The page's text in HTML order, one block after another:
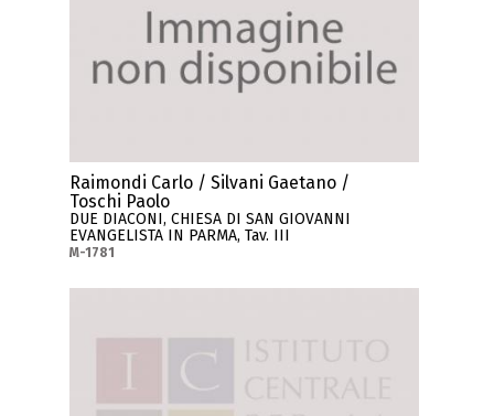
Raimondi Carlo / Silvani Gaetano /
Toschi Paolo
DUE DIACONI, CHIESA DI SAN GIOVANNI
EVANGELISTA IN PARMA, Tav. III
M-1781